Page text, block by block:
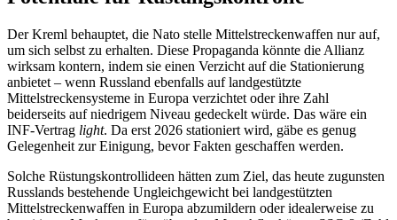
Der Kreml behauptet, die Nato stelle Mittel­strecken­waffen nur auf,
um sich selbst zu erhalten. Diese Propaganda könnte die Allianz
wirksam kontern, indem sie einen Verzicht auf die Stationierung
anbietet – wenn Russland ebenfalls auf landgestützte
Mittelstreckensysteme in Europa verzichtet oder ihre Zahl
beiderseits auf niedrigem Niveau gedeckelt würde. Das wäre ein
INF-Vertrag light. Da erst 2026 stationiert wird, gäbe es genug
Gelegenheit zur Einigung, bevor Fakten geschaffen werden.
Solche Rüstungskontrollideen hätten zum Ziel, das heute zugunsten
Russ­lands bestehende Ungleichgewicht bei land­gestütz­ten
Mittelstreckenwaffen in Europa abzumildern oder idealerweise zu